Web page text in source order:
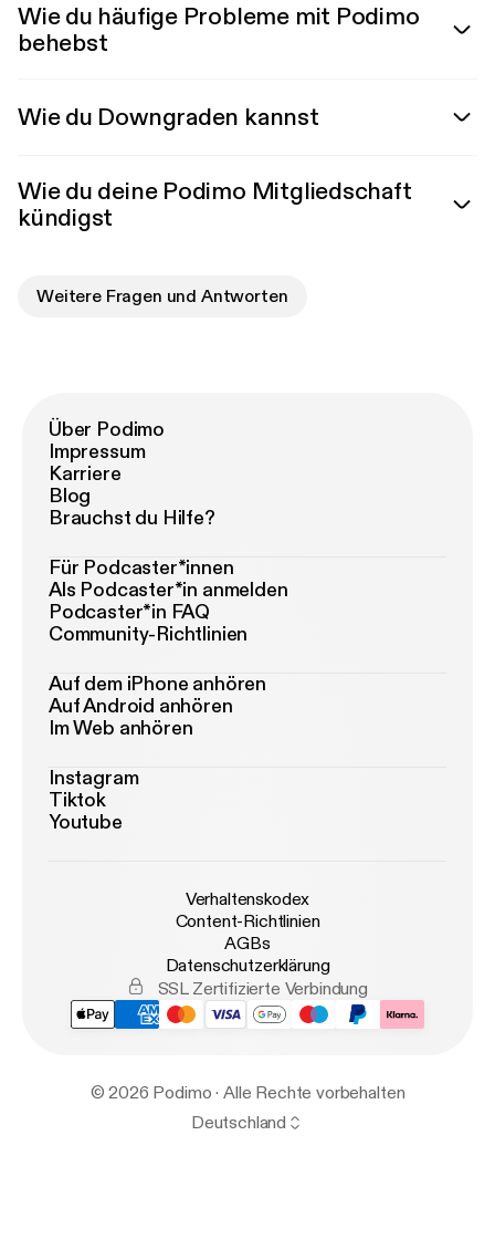
Wie du häufige Probleme mit Podimo
behebst
Wie du Downgraden kannst
Wie du deine Podimo Mitgliedschaft
kündigst
Weitere Fragen und Antworten
Über Podimo
Impressum
Karriere
Blog
Brauchst du Hilfe?
Für Podcaster*innen
Als Podcaster*in anmelden
Podcaster*in FAQ
Community-Richtlinien
Auf dem iPhone anhören
Auf Android anhören
Im Web anhören
Instagram
Tiktok
Youtube
Verhaltenskodex
Content-Richtlinien
AGBs
Datenschutzerklärung
SSL Zertifizierte Verbindung
© 2026 Podimo · Alle Rechte vorbehalten
Deutschland